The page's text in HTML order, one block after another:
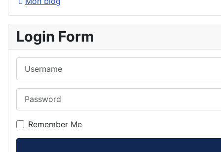
Login Form
Remember Me